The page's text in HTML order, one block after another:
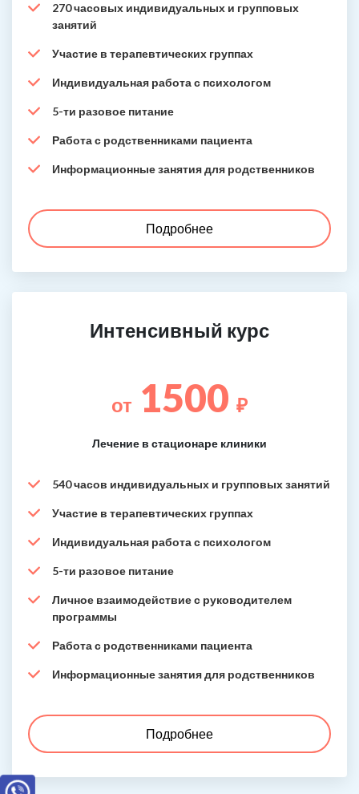
270 часовых индивидуальных и групповых
занятий
Участие в терапевтических группах
Индивидуальная работа с психологом
5-ти разовое питание
Работа с родственниками пациента
Информационные занятия для родственников
Подробнее
Интенсивный курс
от 1500 ₽
Лечение в стационаре клиники
540 часов индивидуальных и групповых занятий
Участие в терапевтических группах
Индивидуальная работа с психологом
5-ти разовое питание
Личное взаимодействие с руководителем
программы
Работа с родственниками пациента
Информационные занятия для родственников
Подробнее